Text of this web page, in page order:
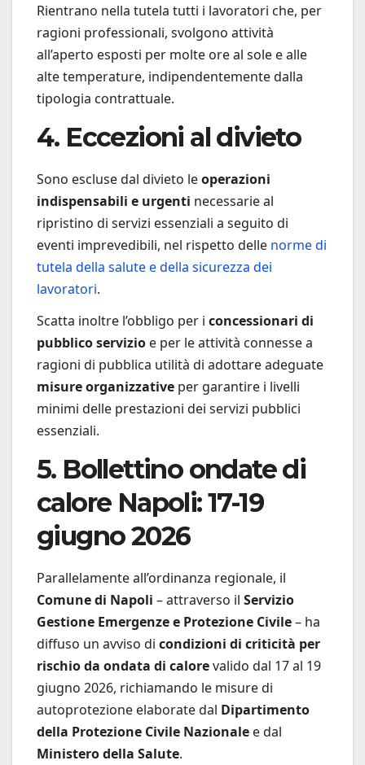
Rientrano nella tutela tutti i lavoratori che, per
ragioni professionali, svolgono attività
all’aperto esposti per molte ore al sole e alle
alte temperature, indipendentemente dalla
tipologia contrattuale.
4. Eccezioni al divieto
Sono escluse dal divieto leoperazioni
indispensabili e urgenti necessarie al
ripristino di servizi essenziali a seguito di
eventi imprevedibili, nel rispetto delle norme di
tutela della salute e della sicurezza dei
lavoratori.
Scatta inoltre l’obbligo per i concessionari di
pubblico servizio e per le attività connesse a
ragioni di pubblica utilità di adottare adeguate
misure organizzative per garantire i livelli
minimi delle prestazioni dei servizi pubblici
essenziali.
5. Bollettino ondate di
calore Napoli: 17-19
giugno 2026
Parallelamente all’ordinanza regionale, il
Comune di Napoli – attraverso il Servizio
Gestione Emergenze e Protezione Civile– ha
diffuso un avviso di condizioni di criticità per
rischio da ondata di calorevalido dal 17 al 19
giugno 2026, richiamando le misure di
autoprotezione elaborate dal Dipartimento
della Protezione Civile Nazionale e dal
Ministero della Salute.